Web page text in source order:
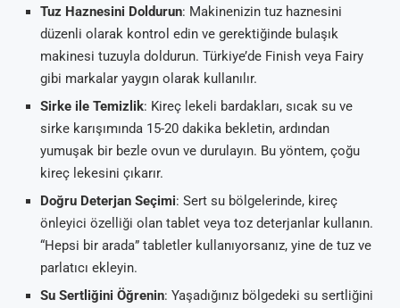
Tuz Haznesini Doldurun: Makinenizin tuz haznesini
düzenli olarak kontrol edin ve gerektiğinde bulaşık
makinesi tuzuyla doldurun. Türkiye’de Finish veya Fairy
gibi markalar yaygın olarak kullanılır.
Sirke ile Temizlik: Kireç lekeli bardakları, sıcak su ve
sirke karışımında 15-20 dakika bekletin, ardından
yumuşak bir bezle ovun ve durulayın. Bu yöntem, çoğu
kireç lekesini çıkarır.
Doğru Deterjan Seçimi: Sert su bölgelerinde, kireç
önleyici özelliği olan tablet veya toz deterjanlar kullanın.
“Hepsi bir arada” tabletler kullanıyorsanız, yine de tuz ve
parlatıcı ekleyin.
Su Sertliğini Öğrenin: Yaşadığınız bölgedeki su sertliğini